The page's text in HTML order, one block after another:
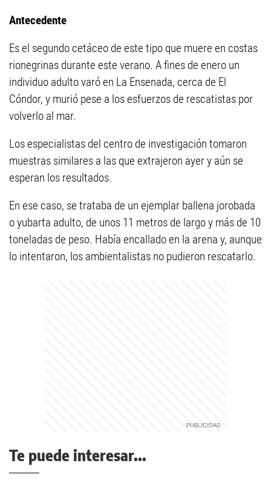
Antecedente
Es el segundo cetáceo de este tipo que muere en costas
rionegrinas durante este verano. A fines de enero un
individuo adulto varó en La Ensenada, cerca de El
Cóndor, y murió pese a los esfuerzos de rescatistas por
volverlo al mar.
Los especialistas del centro de investigación tomaron
muestras similares a las que extrajeron ayer y aún se
esperan los resultados.
En ese caso, se trataba de un ejemplar ballena jorobada
o yubarta adulto, de unos 11 metros de largo y más de 10
toneladas de peso. Había encallado en la arena y, aunque
lo intentaron, los ambientalistas no pudieron rescatarlo.
Te puede interesar...